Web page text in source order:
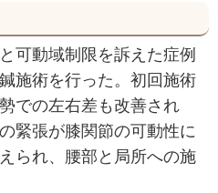
可動域制限を訴えた症例
施術を行った。初回施術
での左右差も改善され
緊張が膝関節の可動性に
られ、腰部と局所への施